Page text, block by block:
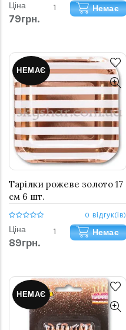
Ціна
79грн.
Немає
НЕМАЄ
Тарілки рожеве золото 17
см 6 шт.
0 відгук(ів)
Ціна
89грн.
Немає
НЕМАЄ